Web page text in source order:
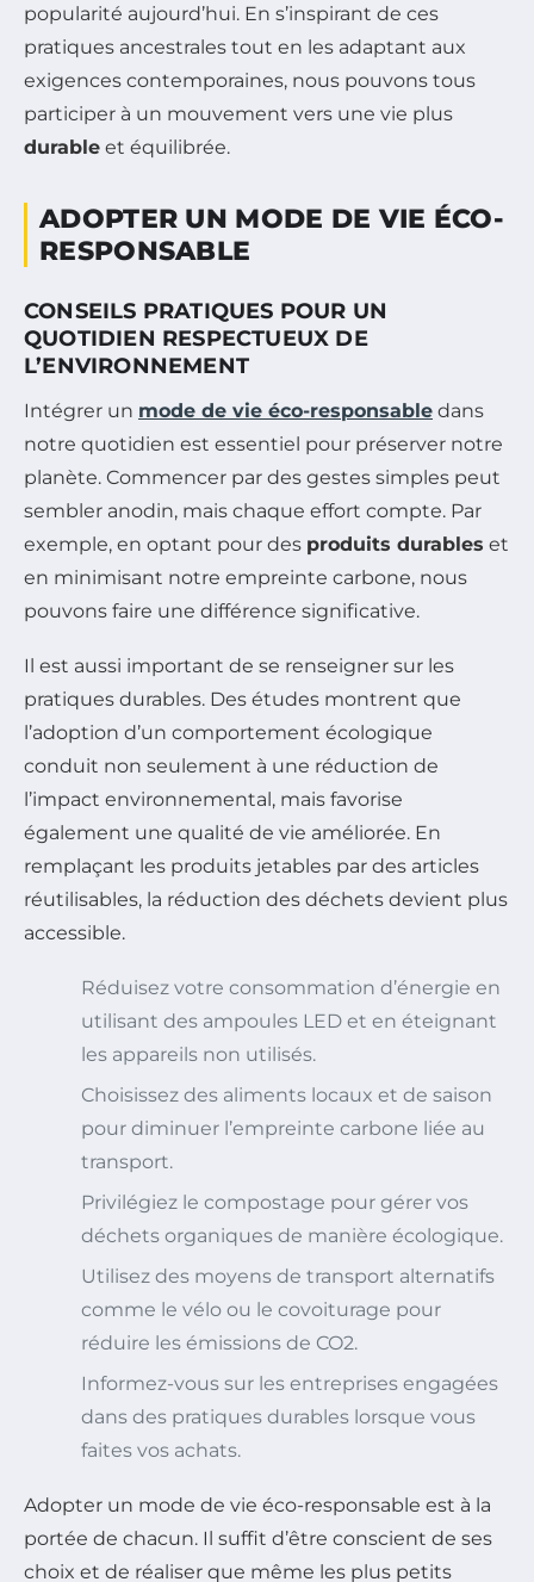
popularité aujourd’hui. En s’inspirant de ces
pratiques ancestrales tout en les adaptant aux
exigences contemporaines, nous pouvons tous
participer à un mouvement vers une vie plus
durable et équilibrée.
ADOPTER UN MODE DE VIE ÉCO-
RESPONSABLE
CONSEILS PRATIQUES POUR UN
QUOTIDIEN RESPECTUEUX DE
L’ENVIRONNEMENT
Intégrer un mode de vie éco-responsable dans
notre quotidien est essentiel pour préserver notre
planète. Commencer par des gestes simples peut
sembler anodin, mais chaque effort compte. Par
exemple, en optant pour des produits durables et
en minimisant notre empreinte carbone, nous
pouvons faire une différence significative.
Il est aussi important de se renseigner sur les
pratiques durables. Des études montrent que
l’adoption d’un comportement écologique
conduit non seulement à une réduction de
l’impact environnemental, mais favorise
également une qualité de vie améliorée. En
remplaçant les produits jetables par des articles
réutilisables, la réduction des déchets devient plus
accessible.
Réduisez votre consommation d’énergie en
utilisant des ampoules LED et en éteignant
les appareils non utilisés.
Choisissez des aliments locaux et de saison
pour diminuer l’empreinte carbone liée au
transport.
Privilégiez le compostage pour gérer vos
déchets organiques de manière écologique.
Utilisez des moyens de transport alternatifs
comme le vélo ou le covoiturage pour
réduire les émissions de CO2.
Informez-vous sur les entreprises engagées
dans des pratiques durables lorsque vous
faites vos achats.
Adopter un mode de vie éco-responsable est à la
portée de chacun. Il suffit d’être conscient de ses
choix et de réaliser que même les plus petits